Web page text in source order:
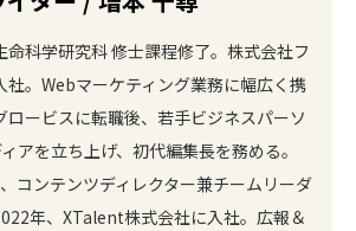
命科学研究科 修士課程修了。株式会社フ
社。Webマーケティング業務に幅広く携
ロービスに転職後、若手ビジネスパーソ
アを立ち上げ、初代編集長を務める。
コンテンツディレクター兼チームリーダ
年、XTalent株式会社に入社。広報＆